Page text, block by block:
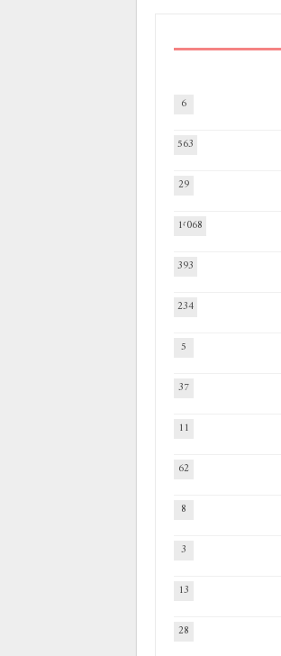
6
563
29
1٬068
393
234
5
37
11
62
8
3
13
28